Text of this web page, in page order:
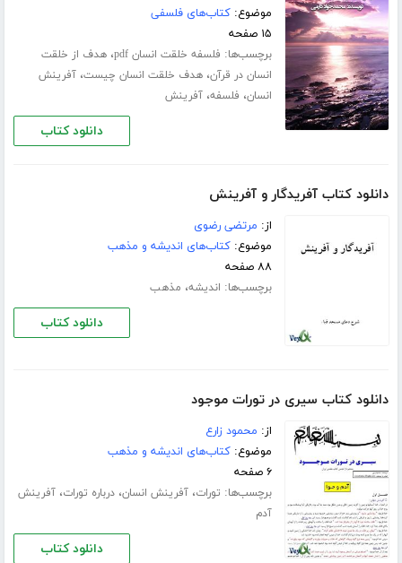
موضوع:کتاب‌های فلسفی
۱۵ صفحه
برچسب‌ها: فلسفه خلقت انسان pdf ،هدف از خلقت
انسان در قرآن،هدف خلقت انسان چیست،آفرینش
انسان، فلسفه،آفرینش
دانلود کتاب
دانلود کتاب آفریدگار و آفرینش
از: مرتضی رضوی
موضوع:کتاب‌های اندیشه و مذهب
۸۸ صفحه
برچسب‌ها: اندیشه، مذهب
دانلود کتاب
دانلود کتاب سیری در تورات موجود
از: محمود زارع
موضوع:کتاب‌های اندیشه و مذهب
۶ صفحه
برچسب‌ها: تورات،آفرینش انسان،درباره تورات،آفرینش
آدم
دانلود کتاب